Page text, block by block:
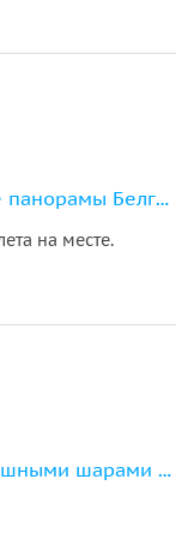
Круиз по Саве и Дунаю — лучшие панорамы Белграда с воды
на месте.
Памуккале: наблюдение за воздушными шарами с обедом